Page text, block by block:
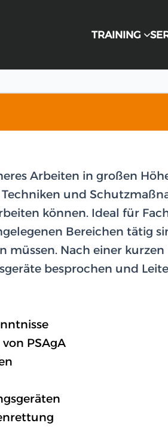
TRAINING
Arbeiten in großen
und
können. Ideal für
Bereichen tätig
müssen. Nach einer kurzen
besprochen und
PSAgA